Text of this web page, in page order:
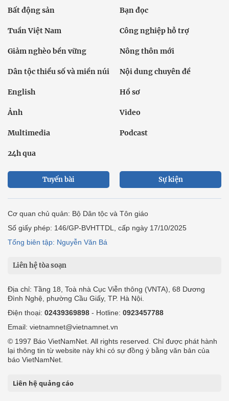
Bất động sản Bạn đọc
Tuần Việt Nam Công nghiệp hỗ trợ
Giảm nghèo bền vững Nông thôn mới
Dân tộc thiểu số và miền núi Nội dung chuyên đề
English Hồ sơ
Ảnh Video
Multimedia Podcast
24h qua
Tuyến bài Sự kiện
Cơ quan chủ quản: Bộ Dân tộc và Tôn giáo
Số giấy phép: 146/GP-BVHTTDL, cấp ngày 17/10/2025
Tổng biên tập: Nguyễn Văn Bá
Liên hệ tòa soạn
Địa chỉ: Tầng 18, Toà nhà Cục Viễn thông (VNTA), 68 Dương
Đình Nghệ, phường Cầu Giấy, TP. Hà Nội.
Điện thoại: 02439369898 - Hotline: 0923457788
Email: vietnamnet@vietnamnet.vn
© 1997 Báo VietNamNet. All rights reserved. Chỉ được phát hành
lại thông tin từ website này khi có sự đồng ý bằng văn bản của
báo VietNamNet.
Liên hệ quảng cáo